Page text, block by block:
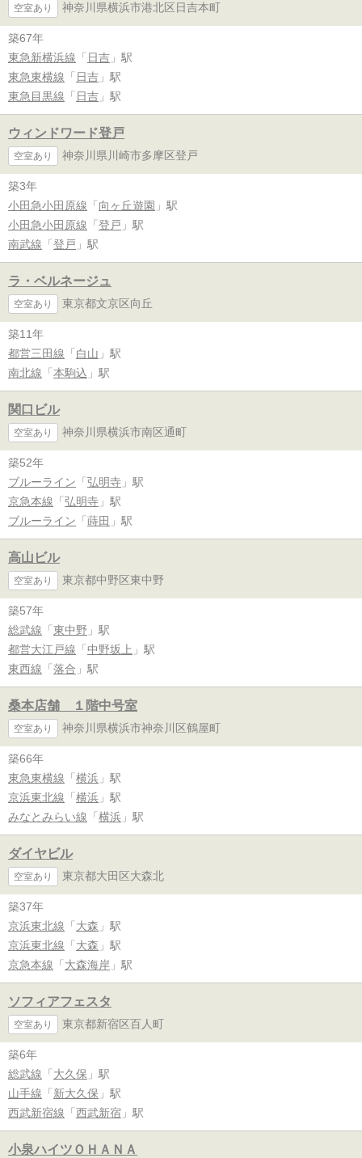
空室あり 神奈川県横浜市港北区日吉本町
築67年
東急新横浜線 「 日吉 」駅
東急東横線 「 日吉 」駅
東急目黒線 「 日吉 」駅
ウィンドワード登戸
空室あり 神奈川県川崎市多摩区登戸
築3年
小田急小田原線 「 向ヶ丘遊園 」駅
小田急小田原線 「 登戸 」駅
南武線 「 登戸 」駅
ラ・ベルネージュ
空室あり 東京都文京区向丘
築11年
都営三田線 「 白山 」駅
南北線 「 本駒込 」駅
関口ビル
空室あり 神奈川県横浜市南区通町
築52年
ブルーライン 「 弘明寺 」駅
京急本線 「 弘明寺 」駅
ブルーライン 「 蒔田 」駅
高山ビル
空室あり 東京都中野区東中野
築57年
総武線 「 東中野 」駅
都営大江戸線 「 中野坂上 」駅
東西線 「 落合 」駅
桑本店舗 １階中号室
空室あり 神奈川県横浜市神奈川区鶴屋町
築66年
東急東横線 「 横浜 」駅
京浜東北線 「 横浜 」駅
みなとみらい線 「 横浜 」駅
ダイヤビル
空室あり 東京都大田区大森北
築37年
京浜東北線 「 大森 」駅
京浜東北線 「 大森 」駅
京急本線 「 大森海岸 」駅
ソフィアフェスタ
空室あり 東京都新宿区百人町
築6年
総武線 「 大久保 」駅
山手線 「 新大久保 」駅
西武新宿線 「 西武新宿 」駅
小泉ハイツＯＨＡＮＡ